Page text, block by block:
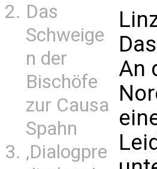
Das
Schweige
n der
Bischöfe
zur Causa
Spahn
‚Dialogpre
An